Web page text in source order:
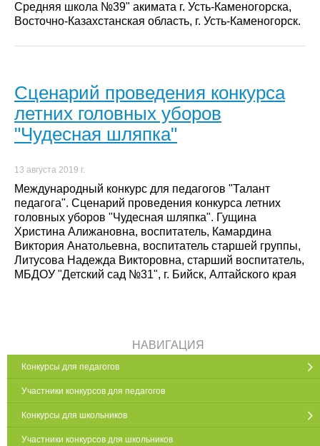
Средняя школа №39" акимата г. Усть-Каменогорска,
Восточно-Казахстанская область, г. Усть-Каменогорск.
Сценарий проведения конкурса
летних головных уборов
"Чудесная шляпка"
13 августа 2019 г.
Международный конкурс для педагогов "Талант
педагога". Сценарий проведения конкурса летних
головных уборов "Чудесная шляпка". Гущина
Христина Алижановна, воспитатель, Камардина
Виктория Анатольевна, воспитатель старшей группы,
Литусова Надежда Викторовна, старший воспитатель,
МБДОУ "Детский сад №31", г. Бийск, Алтайского края
НАВИГАЦИЯ
Конкурсы для педагогов
Участники конкурсов для педагогов
Конкурсы для школьников
Участники конкурсов для школьников